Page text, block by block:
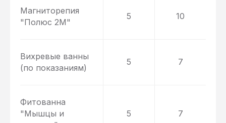
Магниторепия
"Полюс 2М"
5 10
Вихревые ванны
(по показаниям)
5 7
Фитованна
"Мышцы и
5 7